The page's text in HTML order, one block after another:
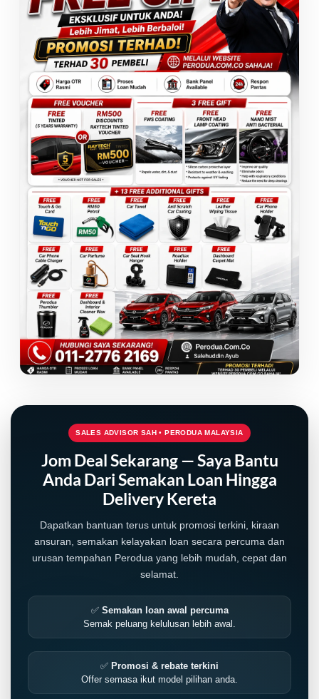
SALES ADVISOR SAH • PERODUA MALAYSIA
Jom Deal Sekarang — Saya Bantu
Anda Dari Semakan Loan Hingga
Delivery Kereta
Dapatkan bantuan terus untuk promosi terkini, kiraan
ansuran, semakan kelayakan loan secara percuma dan
urusan tempahan Perodua yang lebih mudah, cepat dan
selamat.
✅ Semakan loan awal percuma
Semak peluang kelulusan lebih awal.
✅ Promosi & rebate terkini
Offer semasa ikut model pilihan anda.